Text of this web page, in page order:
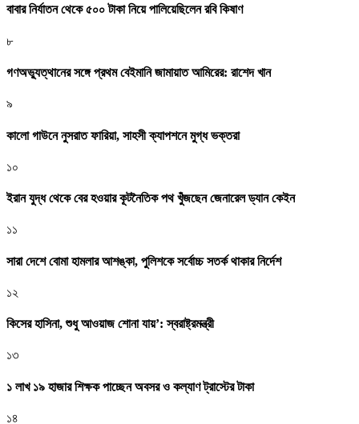
বাবার নির্যাতন থেকে ৫০০ টাকা নিয়ে পালিয়েছিলেন রবি কিষাণ
৮
গণঅভ্যুত্থানের সঙ্গে প্রথম বেইমানি জামায়াত আমিরের: রাশেদ খান
৯
কালো গাউনে নুসরাত ফারিয়া, সাহসী ক্যাপশনে মুগ্ধ ভক্তরা
১০
ইরান যুদ্ধ থেকে বের হওয়ার কূটনৈতিক পথ খুঁজছেন জেনারেল ড্যান কেইন
১১
সারা দেশে বোমা হামলার আশঙ্কা, পুলিশকে সর্বোচ্চ সতর্ক থাকার নির্দেশ
১২
কিসের হাসিনা, শুধু আওয়াজ শোনা যায়’: স্বরাষ্ট্রমন্ত্রী
১৩
১ লাখ ১৯ হাজার শিক্ষক পাচ্ছেন অবসর ও কল্যাণ ট্রাস্টের টাকা
১৪